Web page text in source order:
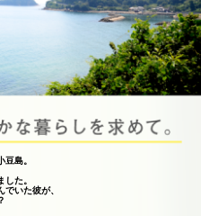
島。
た。
いた彼が、